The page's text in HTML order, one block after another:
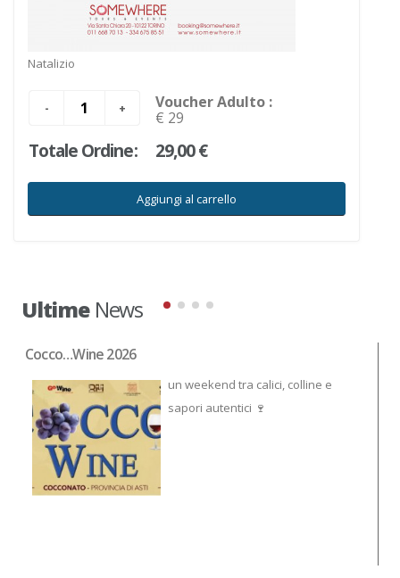
Natalizio
Voucher Adulto :
€ 29
Totale Ordine: 29,00 €
Aggiungi al carrello
UltimeNews
Cocco…Wine 2026
un weekend tra calici, colline e
sapori autentici 🍷